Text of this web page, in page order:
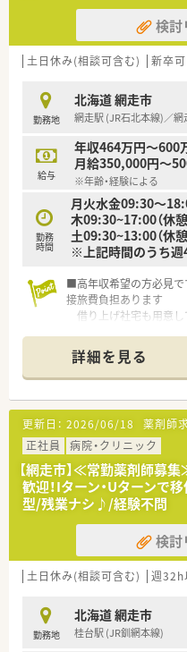
調剤に集中できます。
〈充実の教育体制、人材
■新入社員はもちろん、
れています。
■知識や技術のみならず
ひとりのスキルアアッ
■認定・専門薬剤師資格
専門性の高い薬剤師を
んか。
〈充実の休暇制度でプラ
■連続休暇制度があり、
取得可能！
バースデー休暇制度や
■地域手当や住宅手当、
業員の働きやすい環境整
■札幌市に本社を構え道
調剤薬局を展開していま
■調剤分野のみならず、
ト事業にも積極的に取
活躍のフィールドも幅
検討
土日休み(相談可含む) 新卒可
勤務地
北海道 網走市
網走駅 (JR石北本線)／網
給与
年収464万円～600
月給350,000円～
※年齢・経験による
勤務
時間
月火水金09:30～
木09:30~17:00（休憩
土09:30~13:00（休憩
※上記時間のうち
■高年収希望の方必見で
接旅費負担あります
借り上げ社宅も用意
すめです
■大手ドラッグストア
しており安定就業♪
■短時間勤務制度がある
育てやご家族の介護を
す！
詳細を見る
更新日： 2026/06/18 薬剤師
正社員
病院・クリニック
【網走市】≪常勤薬剤師募
歓迎！Iターン・Uターン
型/残業ナシ♪/経験不問
検討
土日休み(相談可含む) 週32h
勤務地
北海道 網走市
桂台駅 (JR釧網本線)